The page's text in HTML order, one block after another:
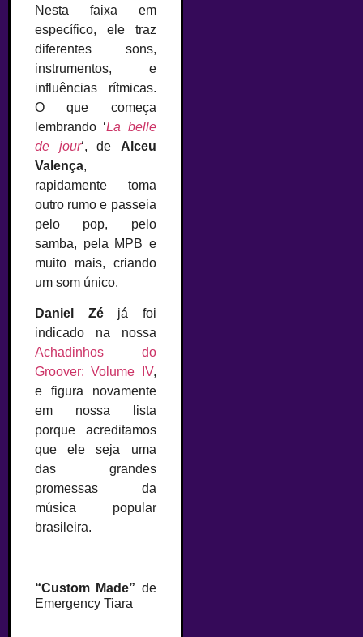
Nesta faixa em
específico, ele traz
diferentes sons,
instrumentos, e
influências rítmicas.
O que começa
lembrando ‘La belle
de jour‘, de Alceu
Valença,
rapidamente toma
outro rumo e passeia
pelo pop, pelo
samba, pela MPB e
muito mais, criando
um som único.
Daniel Zéjá foi
indicado na nossa
Achadinhos do
Groover: Volume IV,
e figura novamente
em nossa lista
porque acreditamos
que ele seja uma
das grandes
promessas da
música popular
brasileira.
“Custom Made” de
Emergency Tiara